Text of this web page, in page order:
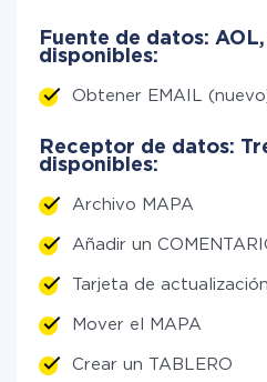
Fuente de datos:
disponibles:
Obtener EMAIL
Receptor de datos:
disponibles:
Archivo MAPA
Añadir un
Tarjeta de actualización
Mover el MAPA
Crear un TABLERO